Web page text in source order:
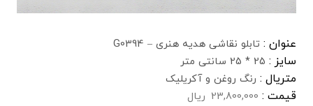
عنوان : تابلو نقاشی هدیه هنری – G0394
سایز : 25 * 25 سانتی متر
متریال : رنگ روغن و آکریلیک
قیمت : 23,800,000 ریال